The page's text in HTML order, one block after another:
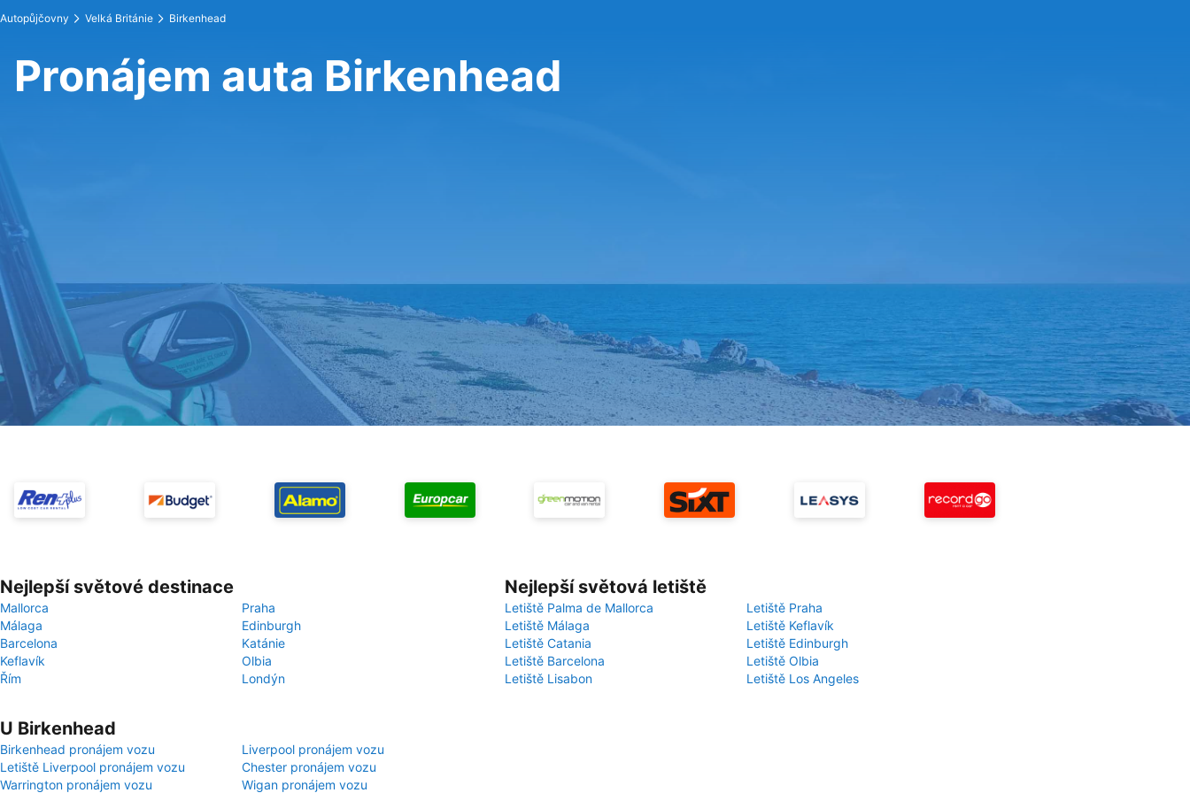
Autopůjčovny Velká Británie Birkenhead
Pronájem auta Birkenhead
Nejlepší světové destinace
Mallorca
Praha
Málaga
Edinburgh
Barcelona
Katánie
Keflavík
Olbia
Řím
Londýn
Nejlepší světová letiště
Letiště Palma de Mallorca
Letiště Praha
Letiště Málaga
Letiště Keflavík
Letiště Catania
Letiště Edinburgh
Letiště Barcelona
Letiště Olbia
Letiště Lisabon
Letiště Los Angeles
U Birkenhead
Birkenhead pronájem vozu
Liverpool pronájem vozu
Letiště Liverpool pronájem vozu
Chester pronájem vozu
Warrington pronájem vozu
Wigan pronájem vozu